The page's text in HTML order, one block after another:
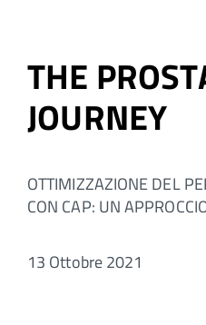
THE
JOURNEY
OTTIMIZZAZIONE DEL
CON CAP: UN
13 Ottobre 2021